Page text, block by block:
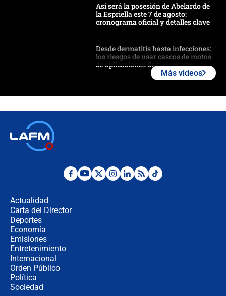
Así será la posesión de Abelardo de
la Espriella este 7 de agosto:
cronograma oficial y detalles clave
Desde dermatitis hasta infecciones:
los riesgos de usar cascos de motos
de aplicaciones de transporte
Posesión de Abelardo De La Espriella
Más videos
Actualidad
Carta del Director
Deportes
Economía
Emisiones
Entretenimiento
Internacional
Orden Público
Política
Sociedad